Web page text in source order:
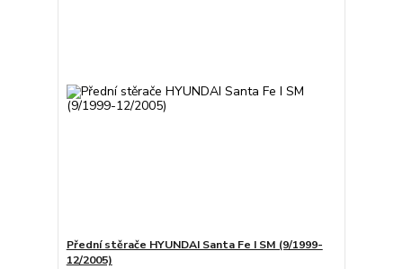
Přední stěrače HYUNDAI Santa Fe I SM (9/1999-
12/2005)